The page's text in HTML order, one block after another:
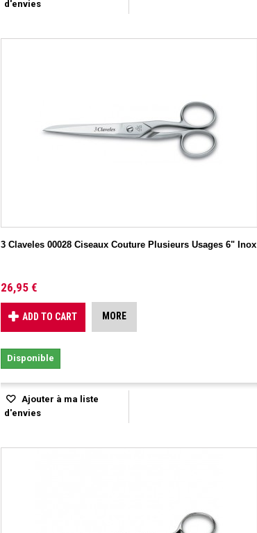
d'envies
3 Claveles 00028 Ciseaux Couture Plusieurs Usages 6" Inox
26,95 €
ADD TO CART MORE
Disponible
Ajouter à ma liste
d'envies